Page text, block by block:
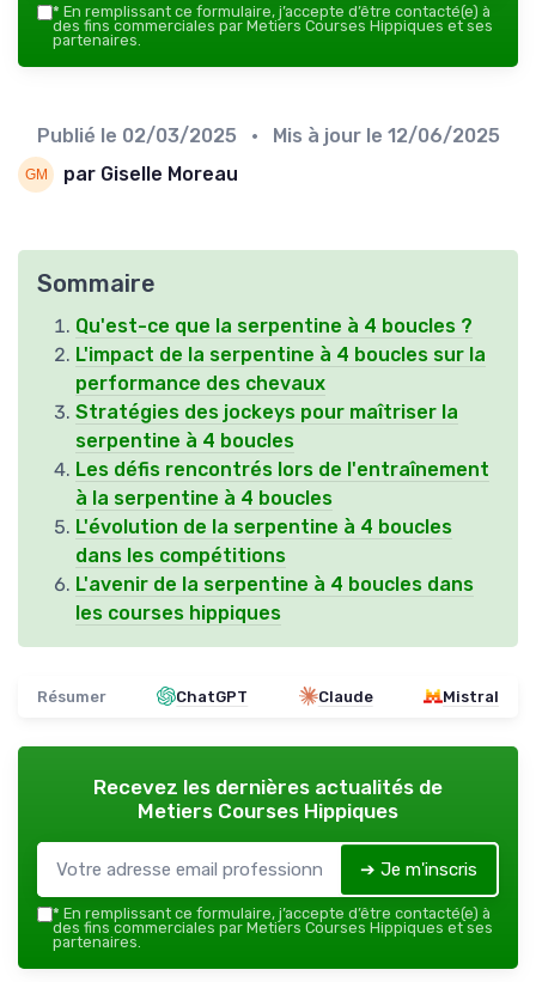
* En remplissant ce formulaire, j’accepte d’être contacté(e) à
des fins commerciales par Metiers Courses Hippiques et ses
partenaires.
Publié le 02/03/2025 • Mis à jour le 12/06/2025
par Giselle Moreau
Sommaire
Qu'est-ce que la serpentine à 4 boucles ?
L'impact de la serpentine à 4 boucles sur la
performance des chevaux
Stratégies des jockeys pour maîtriser la
serpentine à 4 boucles
Les défis rencontrés lors de l'entraînement
à la serpentine à 4 boucles
L'évolution de la serpentine à 4 boucles
dans les compétitions
L'avenir de la serpentine à 4 boucles dans
les courses hippiques
Résumer ChatGPT Claude Mistral
Recevez les dernières actualités de
Metiers Courses Hippiques
➔ Je m'inscris
* En remplissant ce formulaire, j’accepte d’être contacté(e) à
des fins commerciales par Metiers Courses Hippiques et ses
partenaires.